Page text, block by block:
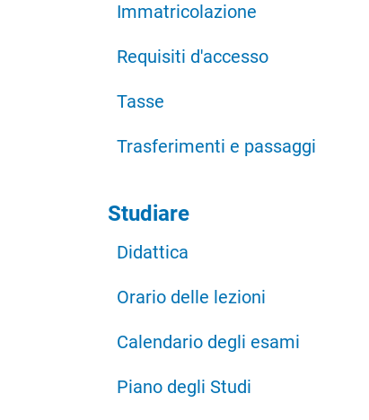
Immatricolazione
Requisiti d'accesso
Tasse
Trasferimenti e passaggi
Studiare
Didattica
Orario delle lezioni
Calendario degli esami
Piano degli Studi